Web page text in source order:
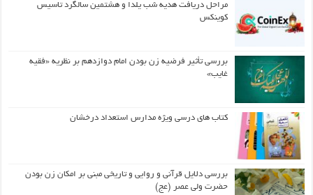
مراحل دریافت هدیه شب یلدا و هشتمین سالگرد تاسیس
کوینکس
بررسی تأثیر فرضیه زن بودن امام دوازدهم بر نظریه «فقیه
غایب»
کتاب های درسی ویژه مدارس استعداد درخشان
بررسی دلایل قرآنی و روایی و تاریخی مبنی بر امکان زن بودن
حضرت ولی عصر (عج)